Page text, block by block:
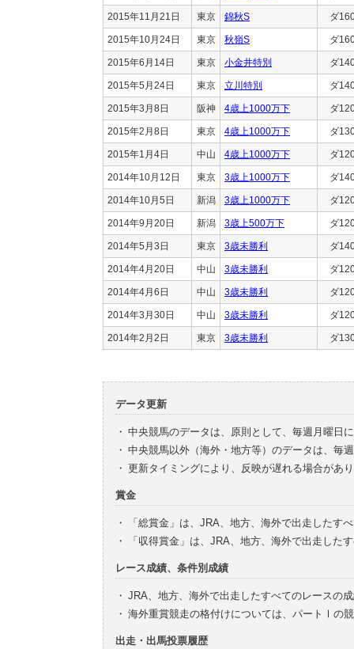
2015年11月21日 東京 錦秋S ダ
2015年10月24日 東京 秋嶺S ダ
2015年6月14日 東京 小金井特別 ダ
2015年5月24日 東京 立川特別 ダ
2015年3月8日 阪神 4歳上1000万下 ダ
2015年2月8日 東京 4歳上1000万下 ダ
2015年1月4日 中山 4歳上1000万下 ダ
2014年10月12日 東京 3歳上1000万下 ダ
2014年10月5日 新潟 3歳上1000万下 ダ
2014年9月20日 新潟 3歳上500万下 ダ
2014年5月3日 東京 3歳未勝利 ダ
2014年4月20日 中山 3歳未勝利 ダ
2014年4月6日 中山 3歳未勝利 ダ
2014年3月30日 中山 3歳未勝利 ダ
2014年2月2日 東京 3歳未勝利 ダ
データ更新
・ 中央競馬のデータは、原則として、毎週月曜日
・ 中央競馬以外（海外・地方等）のデータは、毎
・ 更新タイミングにより、反映が遅れる場合があ
賞金
・
「総賞金」は、JRA、地方、海外で出走したす
・
「収得賞金」は、JRA、地方、海外で出走した
レース成績、条件別成績
・ JRA、地方、海外で出走したすべてのレースの
・ 海外重賞競走の格付けについては、パートⅠの
出走・出馬投票履歴